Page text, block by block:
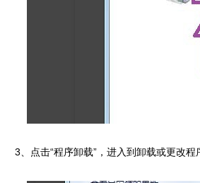
3、点击“程序卸载”，进入到卸载或更改程